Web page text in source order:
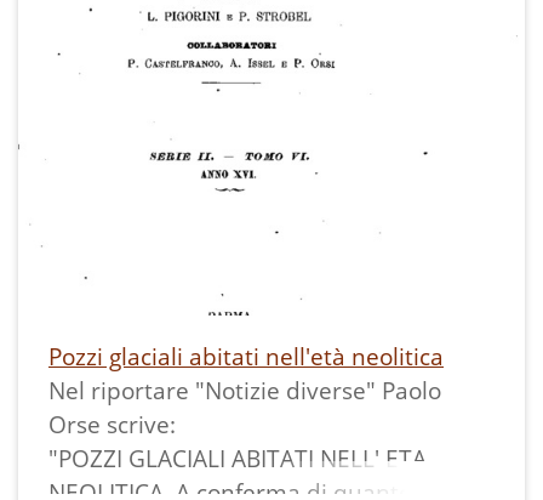
il tiro al bersaglio" si trovava accanto ai
ruderi dell'Imperial Regio Casino di
Bersaglio ed è stato il primo ad essere
sostituito quando esso è stato ricostruito
Pozzi glaciali abitati nell'età neolitica
Nel riportare "Notizie diverse" Paolo
Orse scrive:
"POZZI GLACIALI ABITATI NELL' ETA
NEOLITICA. A conferma di quanto fu